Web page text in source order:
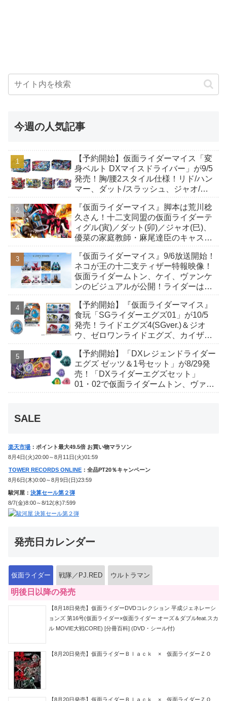
今週の人気記事
【予約開始】仮面ライダーマイス「変
身ベルト DXマイスドライバー」が9/5
発売！胸/腰2スタイル仕様！リド/ハン
マー、ダット/スラッシュ、ジャオ/バ
も！
『仮面ライダーマイス』脚本は荒川稔
久さん！十二支同盟の仮面ライダーテ
ィグル(寅)／ダット(卯)／ジャオ(巳)、
優菜の家庭教師・麻尾達臣のキャスト
んも変身！
『仮面ライダーマイス』9/6放送開始！
ネコが王の十二支ティザー特報映像！
仮面ライダームトン、ケイ、ヴァンケ
ンのビジュアルが公開！ライダーは子
【予約開始】『仮面ライダーマイス』
食玩「SGライダーエグズ01」が10/5
発売！ライドエグズ4(SGver.)＆ジオ
ウ、ゼロワンライドエグズ、カイザ、
【予約開始】「DXレジェンドライダー
エグズ ゼッツ＆1号セット」が8/29発
売！「DXライダーエグズセット」
01・02で仮面ライダームトン、ヴァン
SALE
楽天市場 ：ポイント最大49.5倍 お買い物マラソン
8月4日(火)20:00～8月11日(火)01:59
TOWER RECORDS ONLINE ：全品PT20％キャンペーン
8月6日(木)0:00～8月9日(日)23:59
駿河屋： 決算セール第２弾
8/7(金)8:00～8/12(水)7:599
発売日カレンダー
仮面ライダー 戦隊／PJ.RED ウルトラマン
明後日以降の発売
【8月18日発売】仮面ライダーDVDコレクション 平成ジェネレーシ
ョンズ 第16号(仮面ライダー×仮面ライダー オーズ＆ダブルfeat.スカ
ル MOVIE大戦CORE) [分冊百科] (DVD・シール付)
【8月20日発売】仮面ライダーＢｌａｃｋ × 仮面ライダーＺＯ
【8月20日発売】仮面ライダーＢｌａｃｋ × 仮面ライダーＺＯ